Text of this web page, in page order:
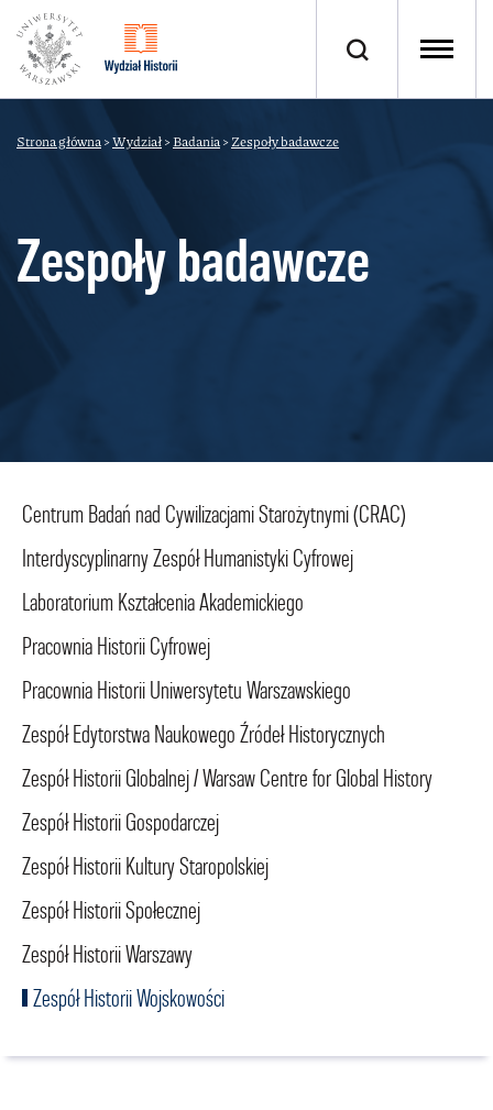
Strona główna>Wydział>Badania>Zespoły badawcze
Zespoły badawcze
Centrum Badań nad Cywilizacjami Starożytnymi (CRAC)
Interdyscyplinarny Zespół Humanistyki Cyfrowej
Laboratorium Kształcenia Akademickiego
Pracownia Historii Cyfrowej
Pracownia Historii Uniwersytetu Warszawskiego
Zespół Edytorstwa Naukowego Źródeł Historycznych
Zespół Historii Globalnej / Warsaw Centre for Global History
Zespół Historii Gospodarczej
Zespół Historii Kultury Staropolskiej
Zespół Historii Społecznej
Zespół Historii Warszawy
Zespół Historii Wojskowości